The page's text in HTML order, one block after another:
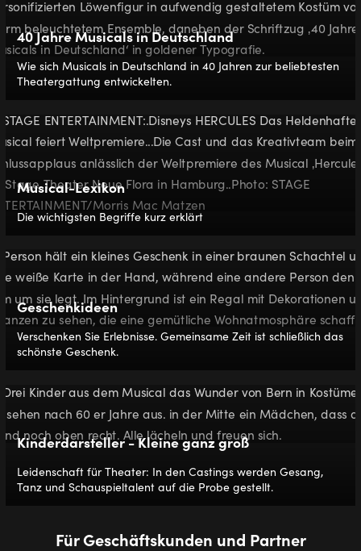
40 Jahre Musicals in Deutschland
Wie sich Musicals in Deutschland in 40 Jahren zur beliebtesten
Theatergattung entwickelten.
Musical-Lexikon
Die wichtigsten Begriffe kurz erklärt
Geschenkideen
Verschenken Sie Erlebnisse. Gemeinsame Zeit ist schließlich das
schönste Geschenk.
Kinderdarsteller - Kleine ganz groß
Leidenschaft für Theater: In den Castings werden Gesang,
Tanz und Schauspieltalent auf die Probe gestellt.
Für Geschäftskunden und Partner